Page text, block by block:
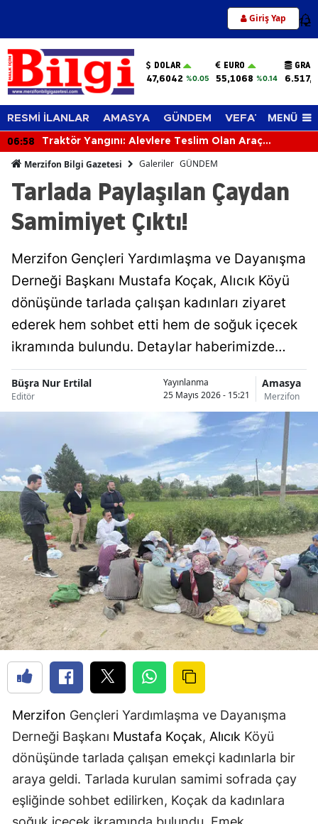
Giriş Yap 12
DOLAR
47,6042 %0.05
EURO
55,1068 %0.14
RESMİ İLANLAR AMASYA GÜNDEM VEFAT EDENLER
MENÜ
06:58
Traktör Yangını: Alevlere Teslim Olan Araç
Merzifon Bilgi Gazetesi Galeriler GÜNDEM
Tarlada Paylaşılan Çaydan
Samimiyet Çıktı!
Merzifon Gençleri Yardımlaşma ve Dayanışma
Derneği Başkanı Mustafa Koçak, Alıcık Köyü
dönüşünde tarlada çalışan kadınları ziyaret
ederek hem sohbet etti hem de soğuk içecek
ikramında bulundu. Detaylar haberimizde…
Büşra Nur Ertilal
Editör
Yayınlanma
25 Mayıs 2026 - 15:21
Amasya
Merzifon
Merzifon Gençleri Yardımlaşma ve Dayanışma
Derneği Başkanı Mustafa Koçak, Alıcık Köyü
dönüşünde tarlada çalışan emekçi kadınlarla bir
araya geldi. Tarlada kurulan samimi sofrada çay
eşliğinde sohbet edilirken, Koçak da kadınlara